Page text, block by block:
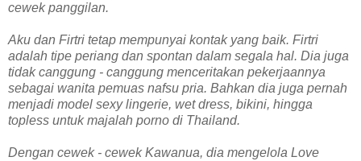
cewek panggilan.
Aku dan Firtri tetap mempunyai kontak yang baik. Firtri
adalah tipe periang dan spontan dalam segala hal. Dia juga
tidak canggung - canggung menceritakan pekerjaannya
sebagai wanita pemuas nafsu pria. Bahkan dia juga pernah
menjadi model sexy lingerie, wet dress, bikini, hingga
topless untuk majalah porno di Thailand.
Dengan cewek - cewek Kawanua, dia mengelola Love